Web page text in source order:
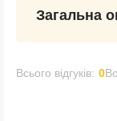
Загальна
Всього відгуків: 0